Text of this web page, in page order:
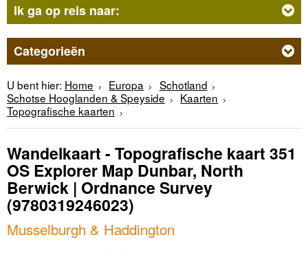
Ik ga op reis naar:
Categorieën
U bent hier: Home Europa
Schotland
Schotse Hooglanden & Speyside
Kaarten
Topografische kaarten
Wandelkaart - Topografische kaart 351
OS Explorer Map Dunbar, North
Berwick | Ordnance Survey
(9780319246023)
Musselburgh & Haddington